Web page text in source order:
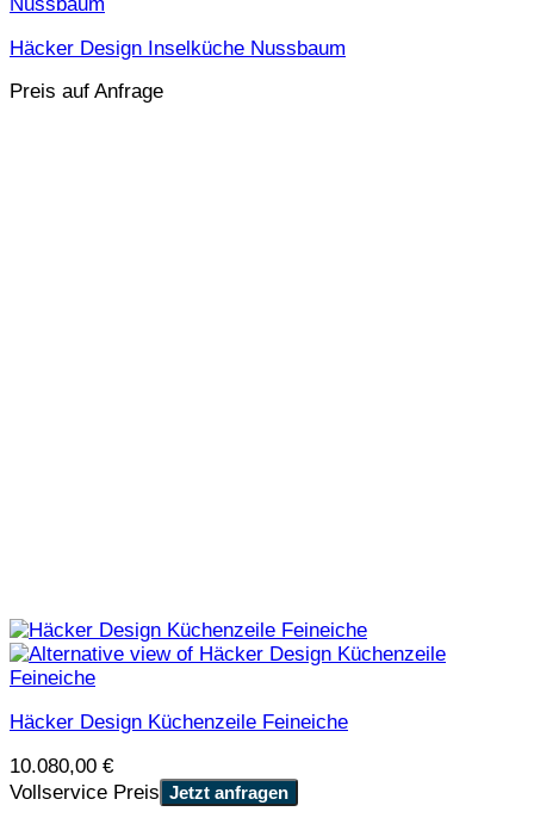
Häcker Design Inselküche Nussbaum
Preis auf Anfrage
Häcker Design Küchenzeile Feineiche
10.080,00 €
Vollservice Preis Jetzt anfragen